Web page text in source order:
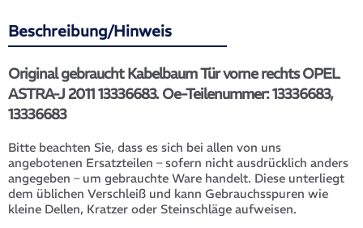
Beschreibung/Hinweis
Original gebraucht Kabelbaum Tür vorne rechts OPEL
ASTRA-J 2011 13336683. Oe-Teilenummer: 13336683,
13336683
Bitte beachten Sie, dass es sich bei allen von uns
angebotenen Ersatzteilen – sofern nicht ausdrücklich anders
angegeben – um gebrauchte Ware handelt. Diese unterliegt
dem üblichen Verschleiß und kann Gebrauchsspuren wie
kleine Dellen, Kratzer oder Steinschläge aufweisen.